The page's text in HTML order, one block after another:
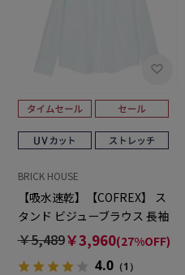
BRICK HOUSE
【吸水速乾】【COFREX】 ス
タンド ビジューブラウス 長袖
レディースデザインシャツ
￥5,489￥3,960(27%OFF)
4.0（1）